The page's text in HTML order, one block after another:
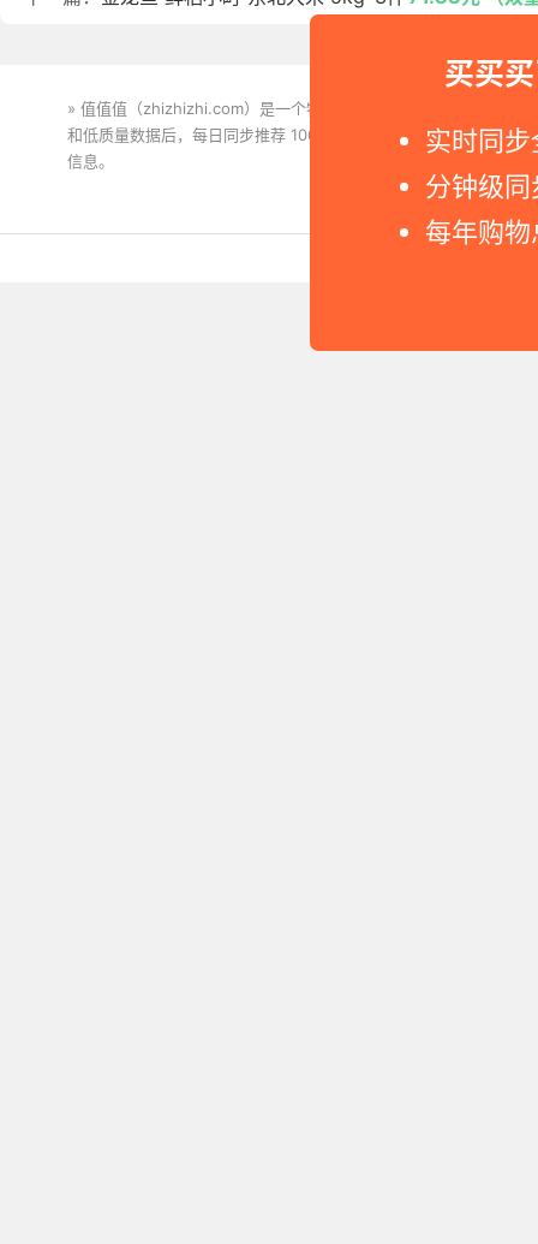
买买
实时同
分钟级
每年购
» 值值值（zhizhizhi.com）是一个特价搜索引擎。我们实时监控和
和低质量数据后，每日同步推荐 1000+ 高性价比商品和打折促销
信息。